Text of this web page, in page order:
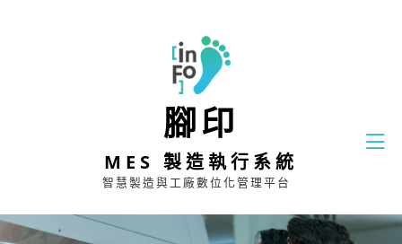
腳印
MES 製造執行系統
智慧製造與工廠數位化管理平台